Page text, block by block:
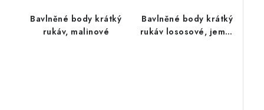
Bavlněné body krátký
rukáv, malinové
Bavlněné body krátký
rukáv lososové, jemný